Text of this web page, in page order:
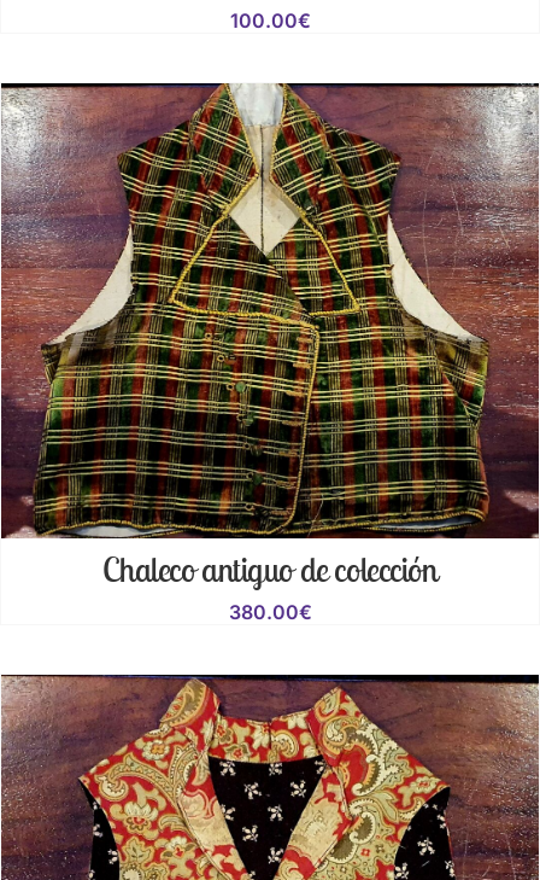
100.00€
Chaleco antiguo de colección
380.00€